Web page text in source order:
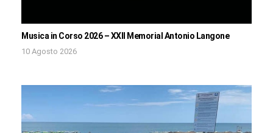
Musica in Corso 2026 – XXII Memorial Antonio Langone
10 Agosto 2026